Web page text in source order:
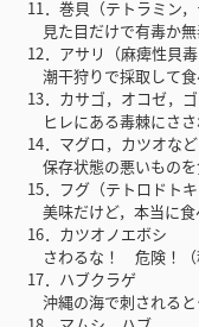
11．巻貝（テトラミン，
見た目だけで有毒か無
12．アサリ（麻痺性貝毒
潮干狩りで採取して食
13．カサゴ，オコゼ，
ヒレにある毒棘にささ
14．マグロ，カツオなど
保存状態の悪いものを
15．フグ（テトロドトキ
美味だけど，本当に食
16．カツオノエボシ
さわるな！ 危険！（稲
17．ハブクラゲ
沖縄の海で刺される